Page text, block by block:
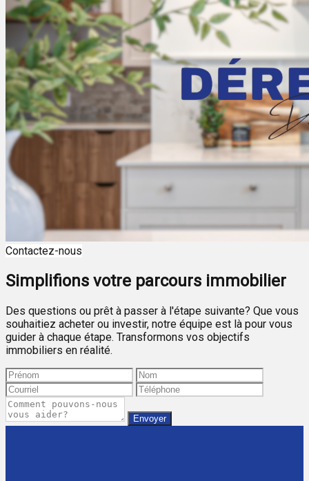
Contactez-nous
Simplifions votre parcours immobilier
Des questions ou prêt à passer à l'étape suivante? Que vous
souhaitiez acheter ou investir, notre équipe est là pour vous
guider à chaque étape. Transformons vos objectifs
immobiliers en réalité.
Envoyer